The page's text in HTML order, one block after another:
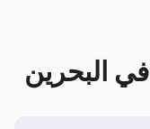
في البحرين